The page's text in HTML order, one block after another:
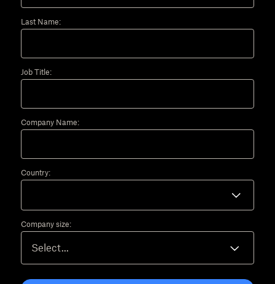
Last Name:
Job Title:
Company Name:
Country:
Company size: